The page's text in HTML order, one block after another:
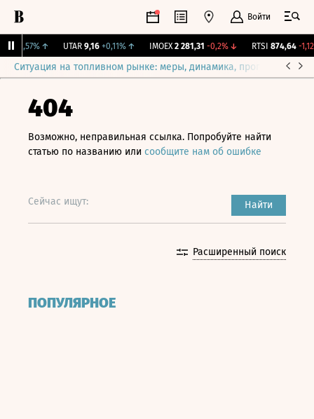
Войти
+1,57%↑ UTAR 9,16 +0,11% ↑ IMOEX 2 281,31 -0,2%↓ RTSI 874,64 -1,12%
Ситуация на топливном рынке: меры, динамика, прогнозы
404
Возможно, неправильная ссылка. Попробуйте найти
статью по названию или сообщите нам об ошибке
Сейчас ищут: Найти
Расширенный поиск
ПОПУЛЯРНОЕ